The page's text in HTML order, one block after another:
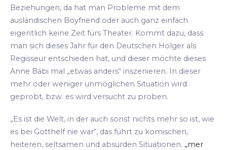
Beziehungen, da hat man Probleme mit dem
ausländischen Boyfriend oder auch ganz einfach
eigentlich keine Zeit fürs Theater. Kommt dazu, dass
man sich dieses Jahr für den Deutschen Holger als
Regisseur entschieden hat, und dieser möchte dieses
Anne Bäbi mal „etwas anders“ inszenieren. In dieser
mehr oder weniger unmöglichen Situation wird
geprobt, bzw. es wird versucht zu proben.
„Es ist die Welt, in der auch sonst nichts mehr so ist, wie
es bei Gotthelf nie war“, das führt zu komischen,
heiteren, seltsamen und absurden Situationen. „mer